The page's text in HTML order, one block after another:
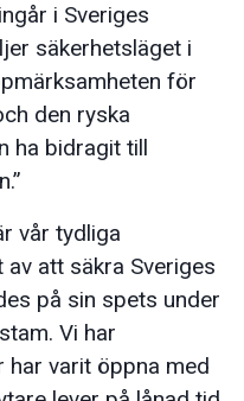
i Sveriges
säkerhetsläget i
för
den ryska
ha bidragit till
vår tydliga
att säkra Sveriges
på sin spets under
Vi har
har varit öppna med